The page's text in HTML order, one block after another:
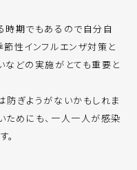
時期でもあるので自分自
性インフルエンザ対策と
などの実施がとても重要と
防ぎようがないかもしれま
ためにも、一人一人が感染